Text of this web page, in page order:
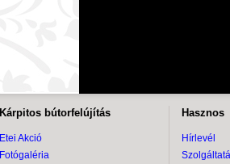
Kárpitos bútorfelújítás
Etei Akció
Fotógaléria
Hasznos
Hírlevél